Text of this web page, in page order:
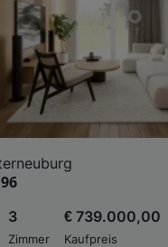
3
Zimmer
€ 739.000,00
Kaufpreis